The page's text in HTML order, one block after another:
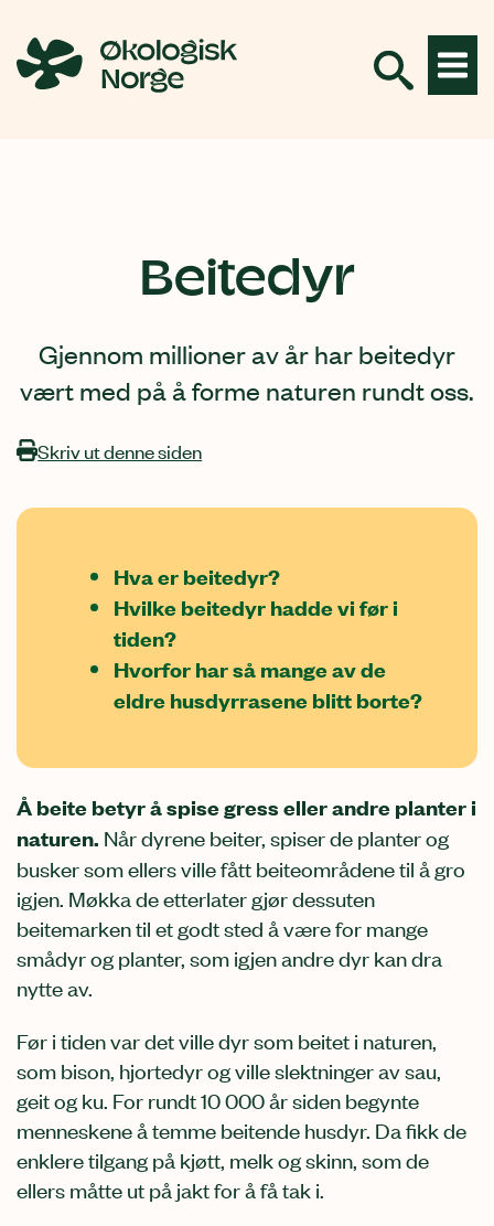
innhold
Beitedyr
Gjennom millioner av år har beitedyr
vært med på å forme naturen rundt oss.
Skriv ut denne siden
Hva er beitedyr?
Hvilke beitedyr hadde vi før i
tiden?
Hvorfor har så mange av de
eldre husdyrrasene blitt borte?
Å beite betyr å spise gress eller andre planter i
naturen. Når dyrene beiter, spiser de planter og
busker som ellers ville fått beiteområdene til å gro
igjen. Møkka de etterlater gjør dessuten
beitemarken til et godt sted å være for mange
smådyr og planter, som igjen andre dyr kan dra
nytte av.
Før i tiden var det ville dyr som beitet i naturen,
som bison, hjortedyr og ville slektninger av sau,
geit og ku. For rundt 10 000 år siden begynte
menneskene å temme beitende husdyr. Da fikk de
enklere tilgang på kjøtt, melk og skinn, som de
ellers måtte ut på jakt for å få tak i.